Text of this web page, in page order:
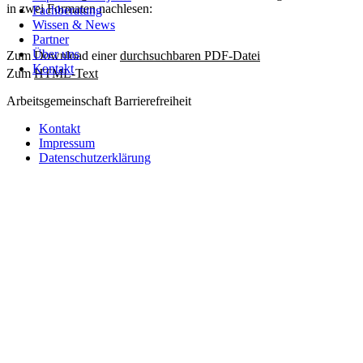
Fachberatung
Wissen & News
Partner
Über uns
Kontakt
Fachberatung
Wissen & News
Partner
Über uns
Kontakt
in zwei Formaten nachlesen:
Zum Download einerdurchsuchbaren PDF-Datei
ZumHTML-Text
Arbeitsgemeinschaft Barrierefreiheit
Kontakt
Impressum
Datenschutzerklärung